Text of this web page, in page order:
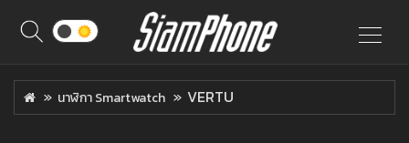
นาฬิกา Smartwatch VERTU